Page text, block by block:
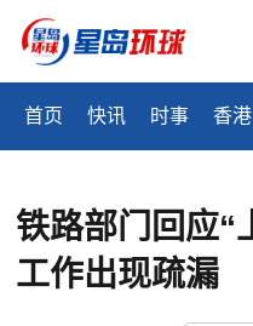
首页 快讯 时事 香港
铁路部门回应“
工作出现疏漏